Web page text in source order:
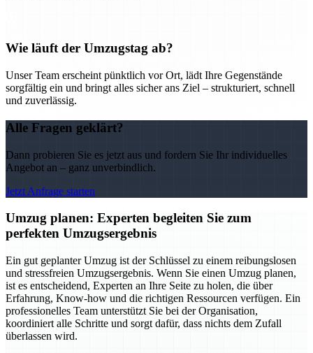
Wie läuft der Umzugstag ab?
Unser Team erscheint pünktlich vor Ort, lädt Ihre Gegenstände
sorgfältig ein und bringt alles sicher ans Ziel – strukturiert, schnell
und zuverlässig.
Alle Fragen geklärt?
Dann probieren Sie es jetzt aus und fordern Sie Ihr individuelles
Angebot an – ganz unverbindlich.
Jetzt Anfrage starten
Umzug planen: Experten begleiten Sie zum
perfekten Umzugsergebnis
Ein gut geplanter Umzug ist der Schlüssel zu einem reibungslosen
und stressfreien Umzugsergebnis. Wenn Sie einen Umzug planen,
ist es entscheidend, Experten an Ihre Seite zu holen, die über
Erfahrung, Know-how und die richtigen Ressourcen verfügen. Ein
professionelles Team unterstützt Sie bei der Organisation,
koordiniert alle Schritte und sorgt dafür, dass nichts dem Zufall
überlassen wird.